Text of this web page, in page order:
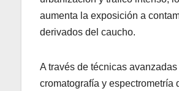
aumenta la exposición a
derivados del caucho.
A través de técnicas avanzadas
cromatografía y espectrometría